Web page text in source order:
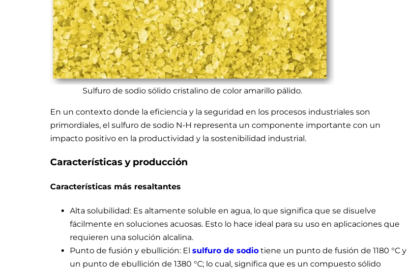
Sulfuro de sodio sólido cristalino de color amarillo pálido.
En un contexto donde la eficiencia y la seguridad en los procesos industriales son
primordiales, el sulfuro de sodio N-H representa un componente importante con un
impacto positivo en la productividad y la sostenibilidad industrial.
Características y producción
Características más resaltantes
Alta solubilidad: Es altamente soluble en agua, lo que significa que se disuelve
fácilmente en soluciones acuosas. Esto lo hace ideal para su uso en aplicaciones que
requieren una solución alcalina.
Punto de fusión y ebullición: El sulfuro de sodio tiene un punto de fusión de 1180 °C y
un punto de ebullición de 1380 °C; lo cual, significa que es un compuesto sólido